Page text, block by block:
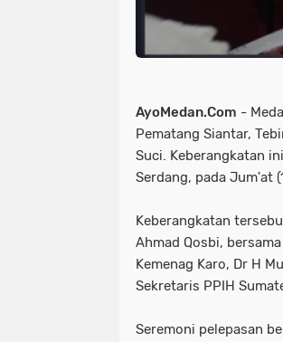
AyoMedan.Com -
Pematang Siantar,
Suci. Keberangkatan
Serdang, pada Jum'at
Keberangkatan
Ahmad Qosbi,
Kemenag Karo, Dr H
Sekretaris PPIH
Seremoni pelepasan